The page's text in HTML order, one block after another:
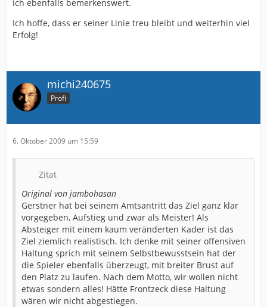
ich ebenfalls bemerkenswert.
Ich hoffe, dass er seiner Linie treu bleibt und weiterhin viel
Erfolg!
michi240675
Profi
6. Oktober 2009 um 15:59
Zitat
Original von jambohasan
Gerstner hat bei seinem Amtsantritt das Ziel ganz klar
vorgegeben, Aufstieg und zwar als Meister! Als
Absteiger mit einem kaum veränderten Kader ist das
Ziel ziemlich realistisch. Ich denke mit seiner offensiven
Haltung sprich mit seinem Selbstbewusstsein hat der
die Spieler ebenfalls überzeugt, mit breiter Brust auf
den Platz zu laufen. Nach dem Motto, wir wollen nicht
etwas sondern alles! Hätte Frontzeck diese Haltung
wären wir nicht abgestiegen.